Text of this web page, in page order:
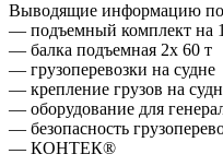
Выводящие информацию
— подъемный комплект на
— балка подъемная 2x 60 т
— грузоперевозки на судне
— крепление грузов на
— оборудование для
— безопасность
— КОНТЕК®